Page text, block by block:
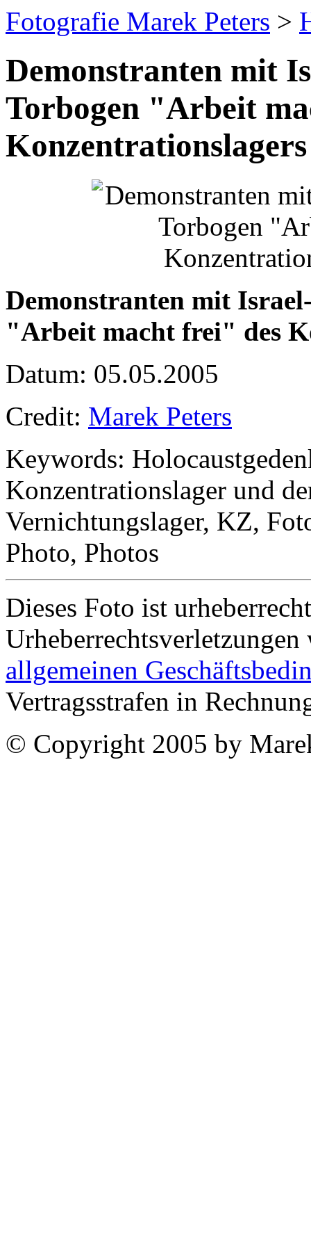
Fotografie Marek Peters >
Demonstranten mit
Torbogen "Arbeit
Demonstranten mit
"Arbeit macht frei" des
Datum: 05.05.2005
Credit: Marek Peters
Keywords:
Konzentrationslager und
Vernichtungslager, KZ,
Photo, Photos
Dieses Foto ist
allgemeinen
Vertragsstrafen in
© Copyright 2005 by